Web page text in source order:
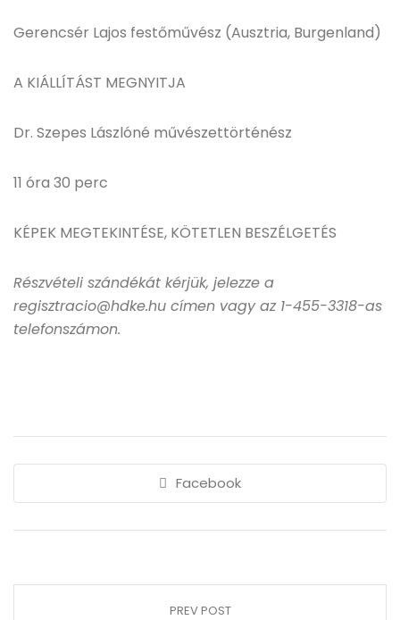
Gerencsér Lajos festőművész (Ausztria, Burgenland)
A KIÁLLÍTÁST MEGNYITJA
Dr. Szepes Lászlóné művészettörténész
11 óra 30 perc
KÉPEK MEGTEKINTÉSE, KÖTETLEN BESZÉLGETÉS
Részvételi szándékát kérjük, jelezze a
regisztracio@hdke.hu címen vagy az 1-455-3318-as
telefonszámon.
Facebook
PREV POST